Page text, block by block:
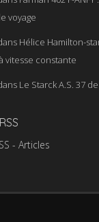
voyage
Hélice Hamilton-
vitesse constante
Le Starck A.S. 37
- Articles